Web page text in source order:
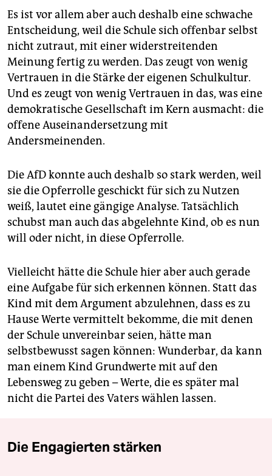
Lehrerschaft sähen daher „keine Möglichkeit, das
Kind mit der nötigen Unbefangenheit" aufzunehmen.
Das sei aber Voraussetzung, um das Kind
„angemessen zu fördern“. Das Kind hatte auch bereits
die Kita des Trägers besucht.(akl)
Es ist vor allem aber auch deshalb eine schwache
Entscheidung, weil die Schule sich offenbar selbst
nicht zutraut, mit einer widerstreitenden
Meinung fertig zu werden. Das zeugt von wenig
Vertrauen in die Stärke der eigenen Schulkultur.
Und es zeugt von wenig Vertrauen in das, was eine
demokratische Gesellschaft im Kern ausmacht: die
offene Auseinandersetzung mit
Andersmeinenden.
Die AfD konnte auch deshalb so stark werden, weil
sie die Opferrolle geschickt für sich zu Nutzen
weiß, lautet eine gängige Analyse. Tatsächlich
schubst man auch das abgelehnte Kind, ob es nun
will oder nicht, in diese Opferrolle.
Vielleicht hätte die Schule hier aber auch gerade
eine Aufgabe für sich erkennen können. Statt das
Kind mit dem Argument abzulehnen, dass es zu
Hause Werte vermittelt bekomme, die mit denen
der Schule unvereinbar seien, hätte man
selbstbewusst sagen können: Wunderbar, da kann
man einem Kind Grundwerte mit auf den
Lebensweg zu geben – Werte, die es später mal
nicht die Partei des Vaters wählen lassen.
Die Engagierten stärken